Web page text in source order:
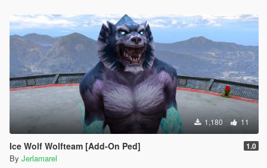
1,180 11
Ice Wolf Wolfteam [Add-On Ped] 1.0
By Jerlamarel